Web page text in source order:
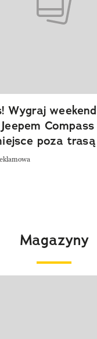
Wygraj
poza trasą
Magazyny